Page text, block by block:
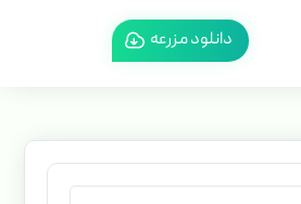
دانلود مزرعه